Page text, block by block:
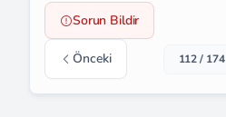
Sorun Bildir
Önceki 112 / 174